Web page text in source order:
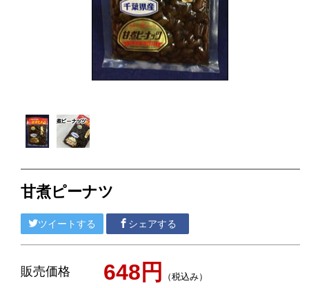
煎餅／クッキー
梨・枇杷のお菓子
漬物
ごはんのおとも・おつまみ
甘煮ピーナツ
ツイートする シェアする
販売価格 648円 （税込み）